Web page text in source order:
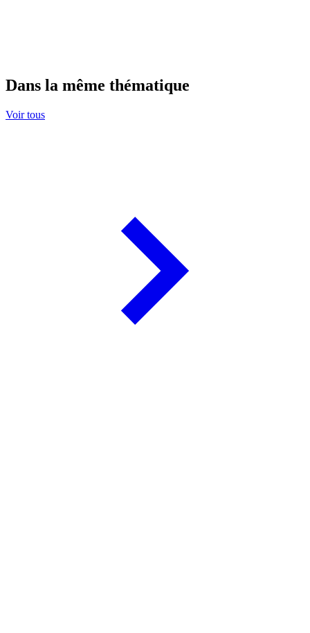
Dans la même thématique
Voir tous